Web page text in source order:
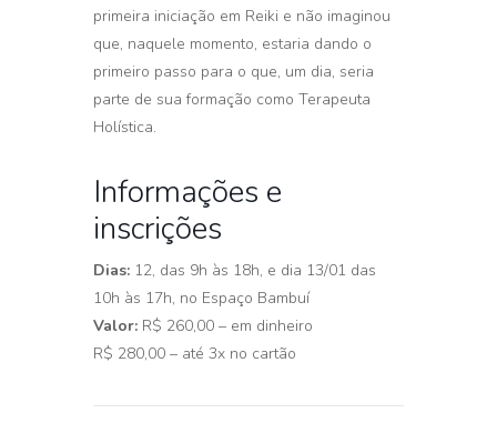
primeira iniciação em Reiki e não imaginou
que, naquele momento, estaria dando o
primeiro passo para o que, um dia, seria
parte de sua formação como Terapeuta
Holística.
Informações e
inscrições
Dias: 12, das 9h às 18h, e dia 13/01 das
10h às 17h, no Espaço Bambuí
Valor: R$ 260,00 – em dinheiro
R$ 280,00 – até 3x no cartão